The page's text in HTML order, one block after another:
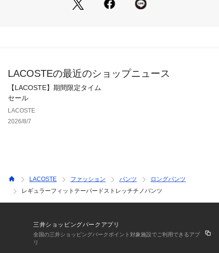
LACOSTEの最近のショップニュース
【LACOSTE】期間限定タイム
セール
LACOSTE
2026/8/7
LACOSTE ファッション パンツ
ロングパンツ
レギュラーフィットテーパードストレッチチノパンツ
三井ショッピングパークアプリ
全国の三井ショッピングパークポイント対象施設でご利用できるアプ
リ